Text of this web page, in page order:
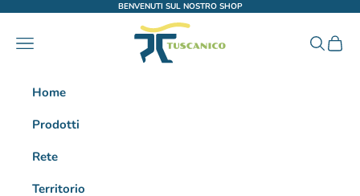
Vai al contenuto BENVENUTI SUL NOSTRO SHOP
Tuscanico
Menù Cerca
Home
Prodotti
Rete
Territorio